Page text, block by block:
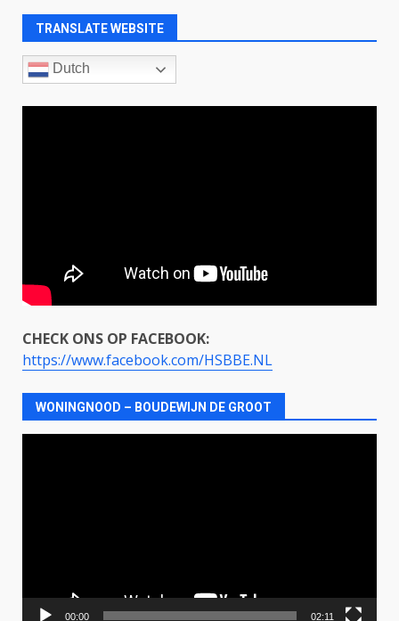
TRANSLATE WEBSITE
Dutch
CHECK ONS OP FACEBOOK:
https://www.facebook.com/HSBBE.NL
WONINGNOOD – BOUDEWIJN DE GROOT
00:00 02:11